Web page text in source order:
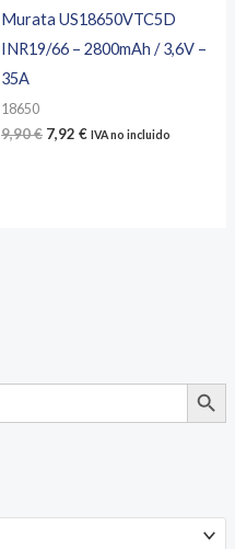
BOTÓN DE
Murata US18650VTC5D
INR19/66 – 2800mAh / 3,6V –
35A
18650
9,90€ El
7,92 €ElIVA no incluido